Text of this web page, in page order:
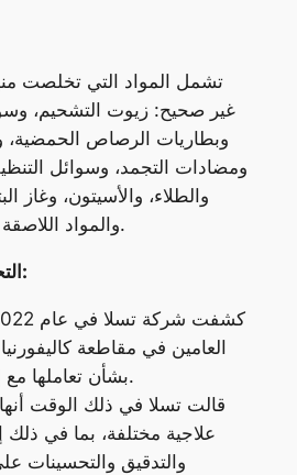
تشمل المواد التي تخلصت
غير صحيح: زيوت التشحيم،
وبطاريات الرصاص الحمضية،
ومضادات التجمد، وسوائل
والطلاء، والأسيتون، وغاز
والمواد اللاصقة ووقود الديزل.
التحقيقات وتدابير تسلا:
العامين في مقاطعة
بشأن تعاملها مع إدارة النفايات.
قالت تسلا في ذلك الوقت أنها
علاجية مختلفة، بما في ذلك
والتدقيق والتحسينات